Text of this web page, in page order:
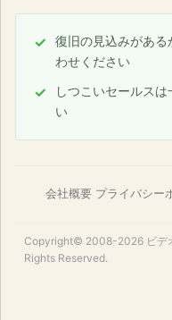
復旧の見込みがある
わせください
しつこいセールス
い
会社概要 プライバシー
Copyright© 2008-2026 ビデ
Rights Reserved.